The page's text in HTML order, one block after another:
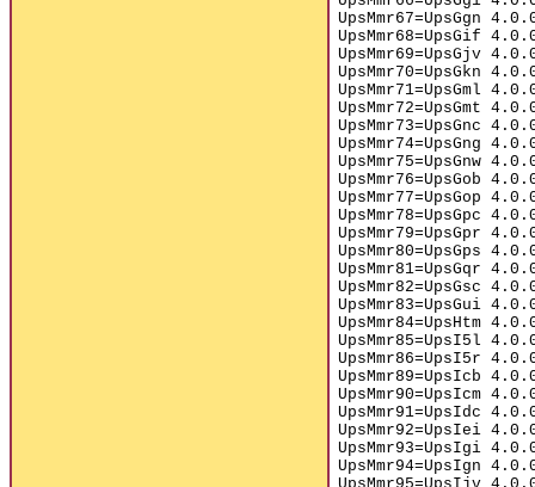
UpsMmr67=UpsGgn
UpsMmr68=UpsGif
UpsMmr69=UpsGjv
UpsMmr70=UpsGkn
UpsMmr71=UpsGml
UpsMmr72=UpsGmt
UpsMmr73=UpsGnc
UpsMmr74=UpsGng
UpsMmr75=UpsGnw
UpsMmr76=UpsGob
UpsMmr77=UpsGop
UpsMmr78=UpsGpc
UpsMmr79=UpsGpr
UpsMmr80=UpsGps
UpsMmr81=UpsGqr
UpsMmr82=UpsGsc
UpsMmr83=UpsGui
UpsMmr84=UpsHtm
UpsMmr85=UpsI5l
UpsMmr86=UpsI5r
UpsMmr89=UpsIcb
UpsMmr90=UpsIcm
UpsMmr91=UpsIdc
UpsMmr92=UpsIei
UpsMmr93=UpsIgi
UpsMmr94=UpsIgn